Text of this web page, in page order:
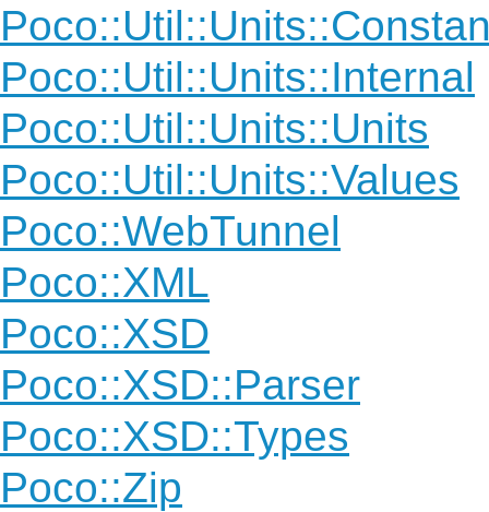
Poco::Util::Units::Internal
Poco::Util::Units::Units
Poco::Util::Units::Values
Poco::WebTunnel
Poco::XML
Poco::XSD
Poco::XSD::Parser
Poco::XSD::Types
Poco::Zip